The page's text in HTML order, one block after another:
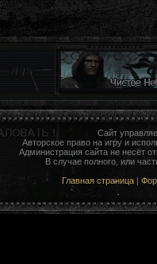
Сайт
Авторское право на игру и
Администрация сайта не несёт
В случае полного, или
Главная страница |